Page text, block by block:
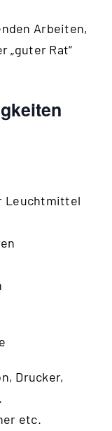
Arbeiten,
„guter Rat“
Leuchtmittel
Drucker,
etc.